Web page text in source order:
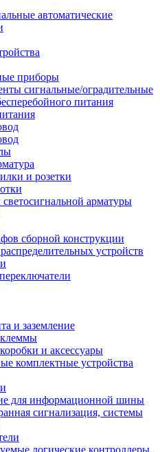
автоматические
приборы
сигнальные/оградительные
питания
и розетки
арматуры
сборной конструкции
устройств
и заземление
и аксессуары
комплектные устройства
для информационной шины
сигнализация, системы
логические контроллеры